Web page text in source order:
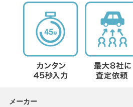
メーカー